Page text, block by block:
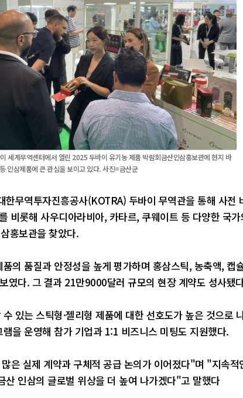
세계무역센터에서 열린 2025 두바이 유기농 제품 박람회금산인삼홍보관에 현지 바
인삼제품에 큰 관심을 보이고 있다. 사진=금산군
한무역투자진흥공사(KOTRA) 두바이 무역관을 통해 사전
비롯해 사우디아라비아, 카타르, 쿠웨이트 등 다양한 국가
홍보관을 찾았다.
의 품질과 안정성을 높게 평가하며 홍삼스틱, 농축액, 캡
였다. 그 결과 21만9000달러 규모의 현장 계약도 성사됐
있는 스틱형·젤리형 제품에 대한 선호도가 높은 것으로
을 운영해 참가 기업과 1:1 비즈니스 미팅도 지원했다.
은 실제 계약과 구체적 공급 논의가 이어졌다"며 "지속적
산 인삼의 글로벌 위상을 더 높여 나가겠다"고 말했다